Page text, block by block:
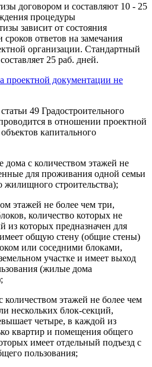
договором и составляют 10 - 25
процедуры
зависит от состояния
ответов на замечания
организации. Стандартный
25 раб. дней.
проектной документации не
49 Градостроительного
в отношении проектной
капитального
дома с количеством этажей не
для проживания одной семьи
строительства);
этажей не более чем три,
количество которых не
из которых предназначен для
общую стену (общие стены)
или соседними блоками,
участке и имеет выход
(жилые дома
этажей не более чем
нескольких блок-секций,
четыре, в каждой из
квартир и помещения общего
имеет отдельный подъезд с
пользования;